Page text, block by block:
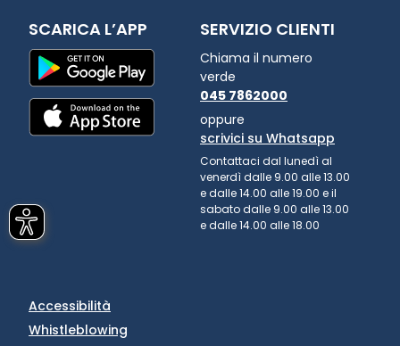
SCARICA L’APP SERVIZIO CLIENTI
Chiama il numero
verde
045 7862000
oppure
scrivici su Whatsapp
Contattaci dal lunedì al
venerdì dalle 9.00 alle 13.00
e dalle 14.00 alle 19.00 e il
sabato dalle 9.00 alle 13.00
e dalle 14.00 alle 18.00
Accessibilità
Whistleblowing